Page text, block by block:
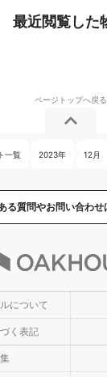
最近閲覧した
一覧 2023年 12月
る質問やお問い合わ
について
く表記